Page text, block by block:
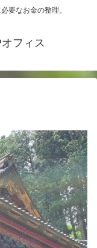
要なお金の整理。
フィス